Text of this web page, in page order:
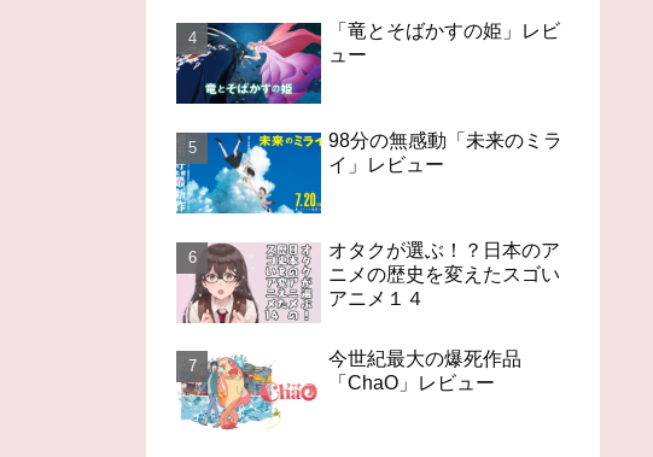
「竜とそばかすの姫」レビ
ュー
98分の無感動「未来のミラ
イ」レビュー
オタクが選ぶ！？日本のア
ニメの歴史を変えたスゴい
アニメ１４
今世紀最大の爆死作品
「ChaO」レビュー